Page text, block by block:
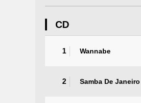
CD
1 Wannabe
2 Samba De Janeiro